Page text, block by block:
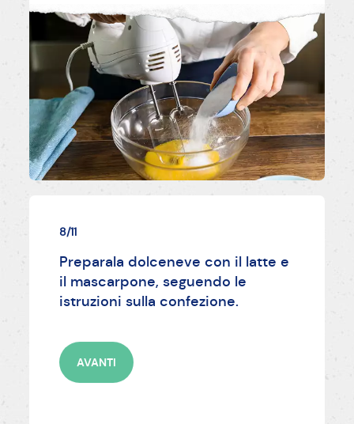
8/11
Preparala dolceneve con il latte e
il mascarpone, seguendo le
istruzioni sulla confezione.
AVANTI